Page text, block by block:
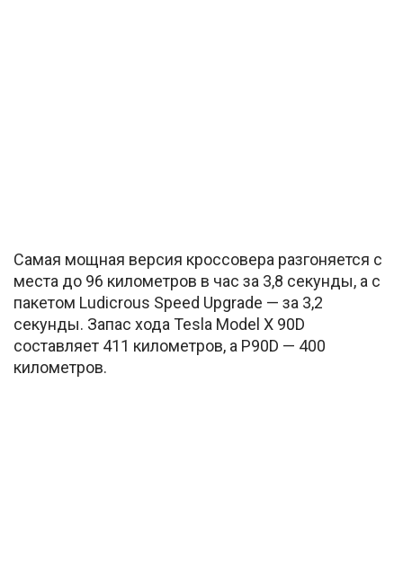
Самая мощная версия кроссовера разгоняется с
места до 96 километров в час за 3,8 секунды, а с
пакетом Ludicrous Speed Upgrade — за 3,2
секунды. Запас хода Tesla Model X 90D
составляет 411 километров, а P90D — 400
километров.